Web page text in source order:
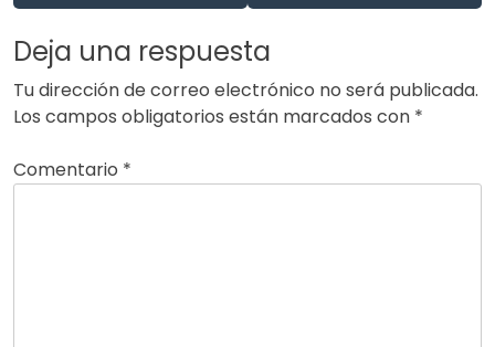
Deja una respuesta
Tu dirección de correo electrónico no será publicada.
Los campos obligatorios están marcados con *
Comentario *